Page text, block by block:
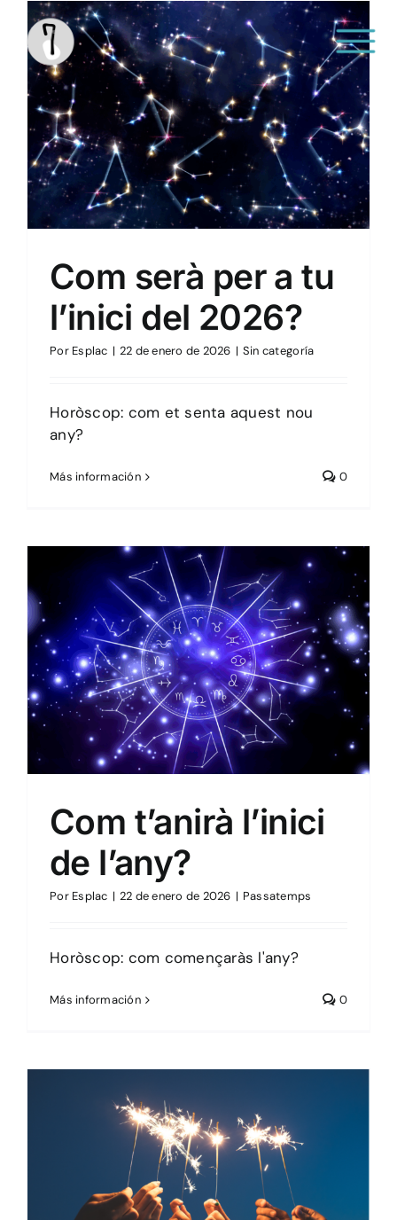
Saltar
contenido
Sin categoría
Com serà per a tu
l’inici del 2026?
Por Esplac | 22 de enero de 2026 | Sin categoría
Horòscop: com et senta aquest nou
any?
Más información 0
Passatemps
Com t’anirà l’inici
de l’any?
Por Esplac | 22 de enero de 2026 | Passatemps
Horòscop: com començaràs l'any?
Más información 0
Sin categoría